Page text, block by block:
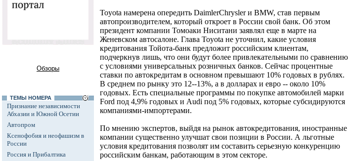
Обзоры
ТЕМЫ НОМЕРА
Признание независимости
Абхазии и Южной Осетии
Автопром
Ксенофобия и неофашизм в
России
Россия и Прибалтика
Toyota намерена опередить DaimlerChrysler и BMW, став первым
автопроизводителем, который откроет в России свой банк. Об этом
президент компании Томоаки Ниситани заявлял еще в марте на
Женевском автосалоне. Глава Toyota не уточнил, какие условия
кредитования Тойота-банк предложит российским клиентам,
подчеркнув лишь, что они будут более привлекательными по сравнению
с условиями универсальных розничных банков. Сейчас процентные
ставки по автокредитам в основном превышают 10% годовых в рублях.
В среднем по рынку это 12--13%, а в долларах и евро -- около 10%
годовых. Есть специальные программы по покупке автомобилей марки
Ford под 4,9% годовых и Audi под 5% годовых, которые субсидируются
компаниями-импортерами.
По мнению экспертов, выйдя на рынок автокредитования, иностранные
компании существенно улучшат свои позиции в России. А льготные
условия кредитования позволят им составить серьезную конкуренцию
российским банкам, работающим в этом секторе.